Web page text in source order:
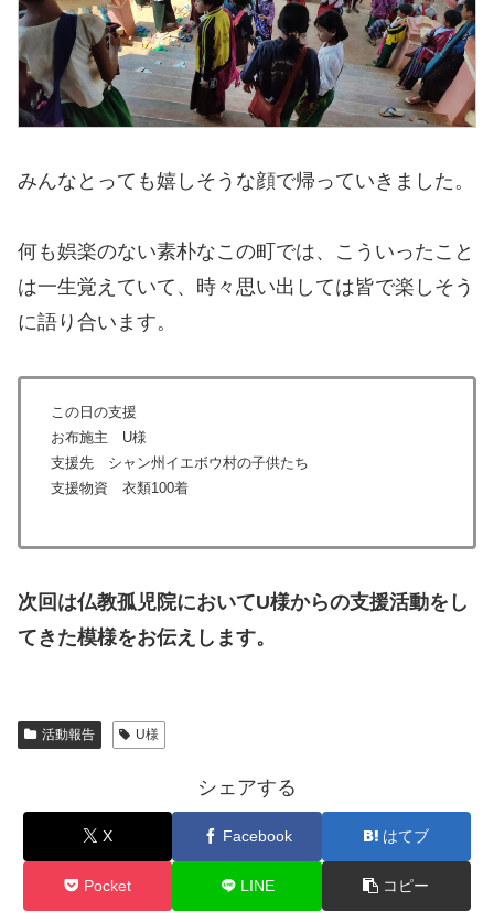
みんなとっても嬉しそうな顔で帰っていきました。
何も娯楽のない素朴なこの町では、こういったこと
は一生覚えていて、時々思い出しては皆で楽しそう
に語り合います。
この日の支援
お布施主 U様
支援先 シャン州イエボウ村の子供たち
支援物資 衣類100着
次回は仏教孤児院においてU様からの支援活動をし
てきた模様をお伝えします。
活動報告 U様
シェアする
X Facebook はてブ
Pocket LINE コピー